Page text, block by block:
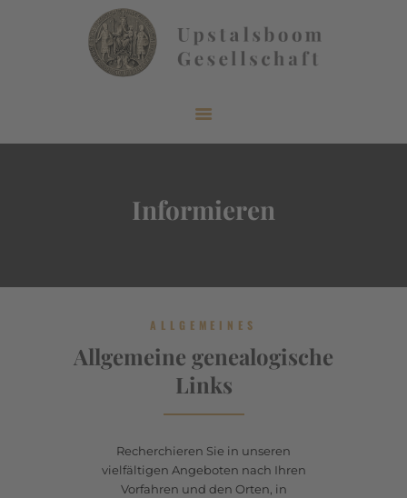
Informieren
VERÖFFENTLICHUNGEN
MITGLIEDERBEREICH
ALLGEMEINES
Allgemeine genealogische
Links
Recherchieren Sie in unseren
vielfältigen Angeboten nach Ihren
Vorfahren und den Orten, in